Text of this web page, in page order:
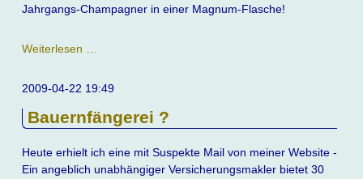
Jahrgangs-Champagner in einer Magnum-Flasche!
Weiterlesen …
Tropfen!
2009-04-22 19:49
Bauernfängerei ?
Heute erhielt ich eine mit Suspekte Mail von meiner Website -
Ein angeblich unabhängiger Versicherungsmakler bietet 30